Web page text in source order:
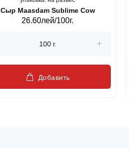
Сыр Maasdam Sublime Cow
26.60лей/100г.
Добавить